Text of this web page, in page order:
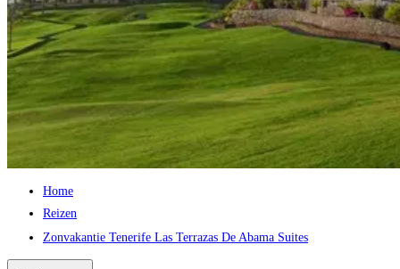
Home
Reizen
Zonvakantie Tenerife Las Terrazas De Abama Suites